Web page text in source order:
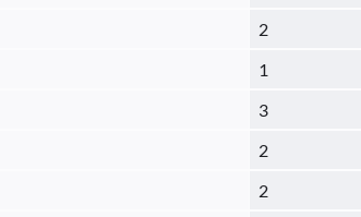
2
1
3
2
2